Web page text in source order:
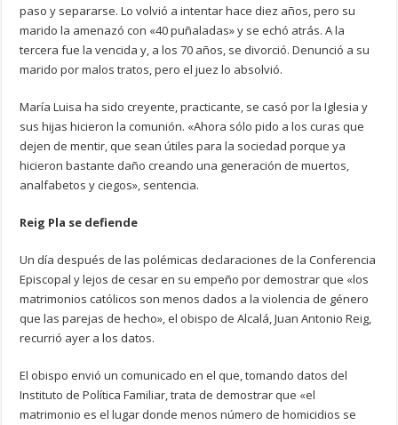
paso y separarse. Lo volvió a intentar hace diez años, pero su
marido la amenazó con «40 puñaladas» y se echó atrás. A la
tercera fue la vencida y, a los 70 años, se divorció. Denunció a su
marido por malos tratos, pero el juez lo absolvió.
María Luisa ha sido creyente, practicante, se casó por la Iglesia y
sus hijas hicieron la comunión. «Ahora sólo pido a los curas que
dejen de mentir, que sean útiles para la sociedad porque ya
hicieron bastante daño creando una generación de muertos,
analfabetos y ciegos», sentencia.
Reig Pla se defiende
Un día después de las polémicas declaraciones de la Conferencia
Episcopal y lejos de cesar en su empeño por demostrar que «los
matrimonios católicos son menos dados a la violencia de género
que las parejas de hecho», el obispo de Alcalá, Juan Antonio Reig,
recurrió ayer a los datos.
El obispo envió un comunicado en el que, tomando datos del
Instituto de Política Familiar, trata de demostrar que «el
matrimonio es el lugar donde menos número de homicidios se